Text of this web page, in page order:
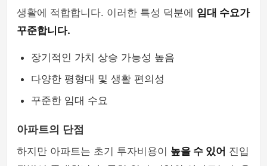
생활에 적합합니다. 이러한 특성 덕분에 임대 수요가
꾸준합니다.
장기적인 가치 상승 가능성 높음
다양한 평형대 및 생활 편의성
꾸준한 임대 수요
아파트의 단점
하지만 아파트는 초기 투자비용이 높을 수 있어 진입